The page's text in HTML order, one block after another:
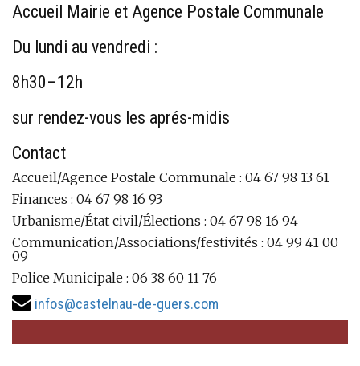
Accueil Mairie et Agence Postale Communale
Du lundi au vendredi :
8h30–12h
sur rendez-vous les aprés-midis
Contact
Accueil/Agence Postale Communale : 04 67 98 13 61
Finances : 04 67 98 16 93
Urbanisme/État civil/Élections : 04 67 98 16 94
Communication/Associations/festivités : 04 99 41 00
09
Police Municipale : 06 38 60 11 76
infos@castelnau-de-guers.com